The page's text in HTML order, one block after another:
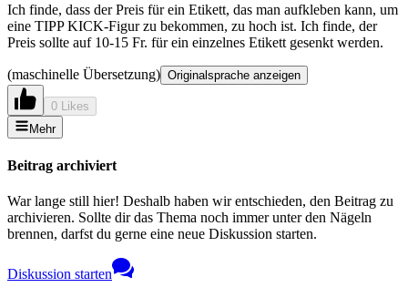
Ich finde, dass der Preis für ein Etikett, das man aufkleben kann, um
eine TIPP KICK-Figur zu bekommen, zu hoch ist. Ich finde, der
Preis sollte auf 10-15 Fr. für ein einzelnes Etikett gesenkt werden.
(maschinelle Übersetzung) Originalsprache anzeigen
0 Likes
Mehr
Beitrag archiviert
War lange still hier! Deshalb haben wir entschieden, den Beitrag zu
archivieren. Sollte dir das Thema noch immer unter den Nägeln
brennen, darfst du gerne eine neue Diskussion starten.
Diskussion starten